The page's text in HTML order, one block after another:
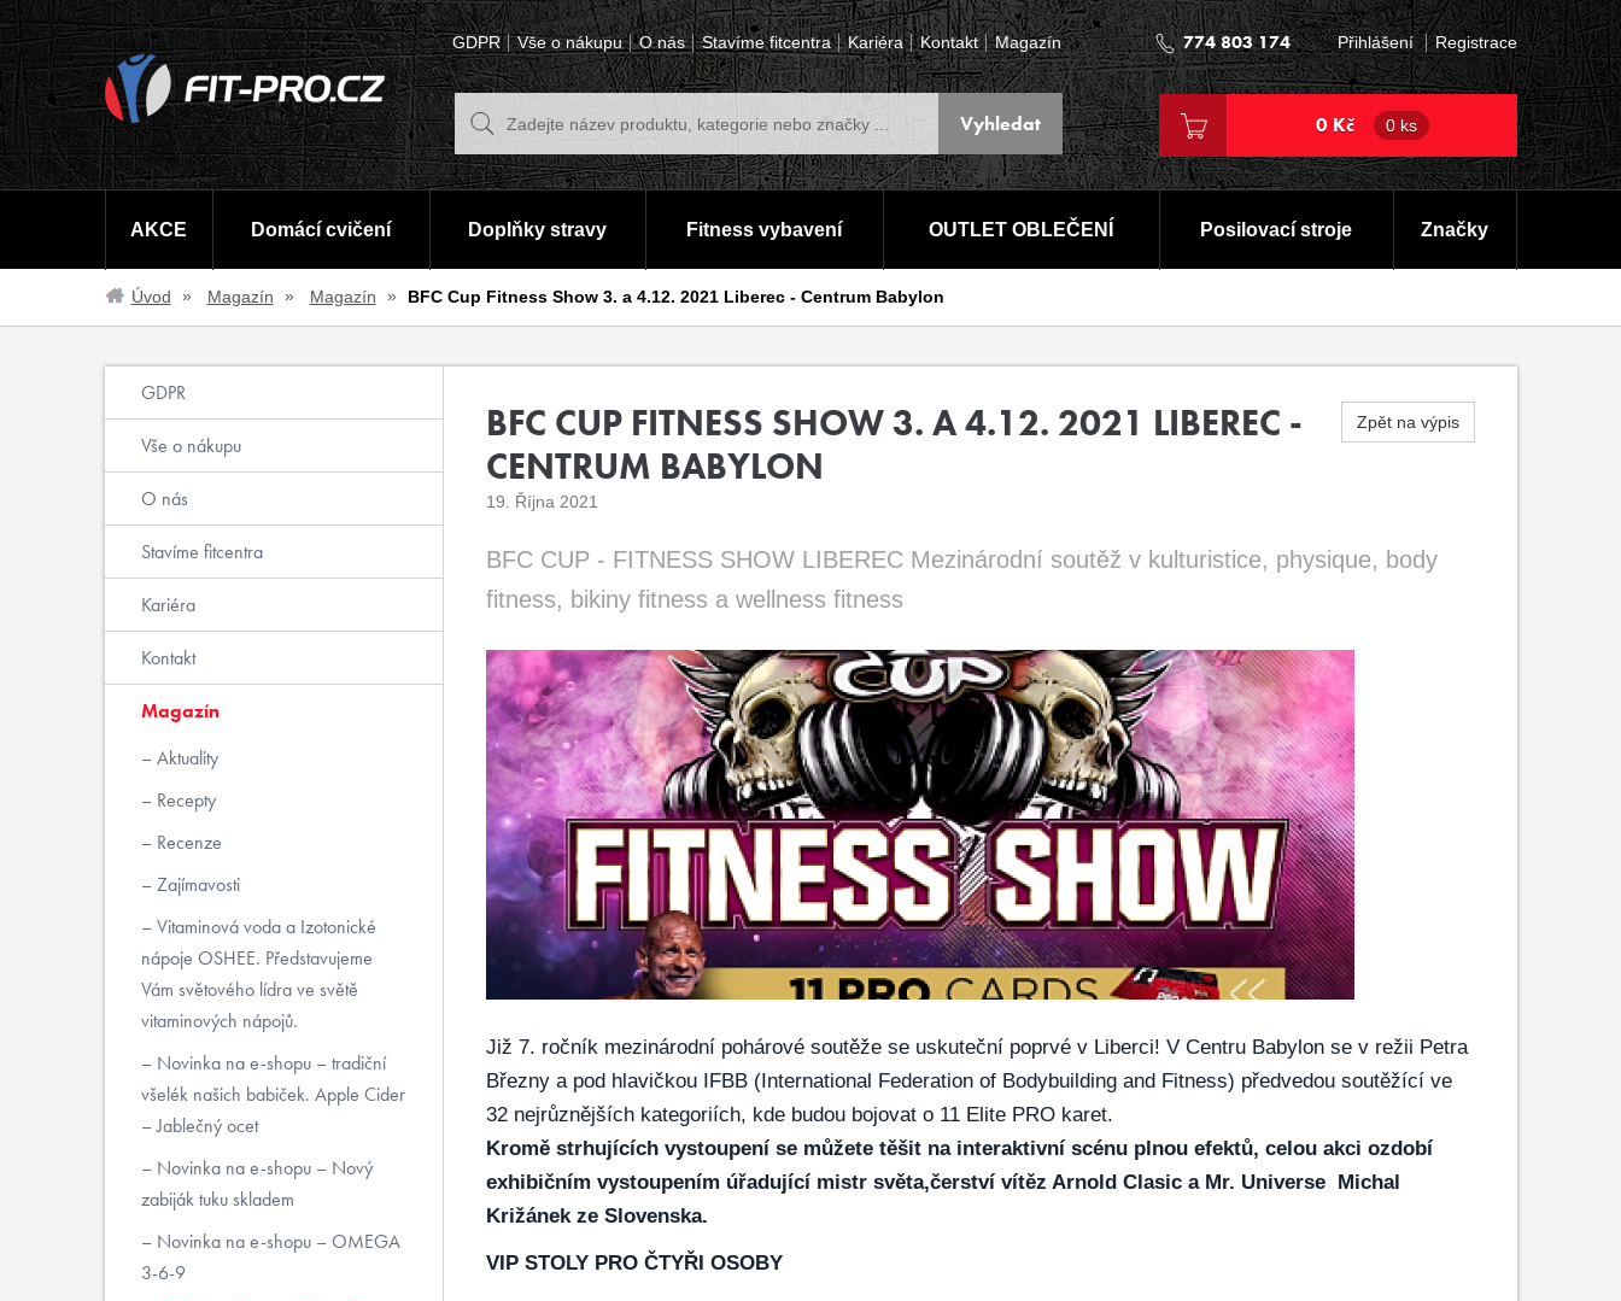
GDPR Vše o nákupu O nás Stavíme fitcentra Kariéra Kontakt Magazín 774 803 174 Přihlášení Registrace
0 Kč 0 ks
AKCE Domácí cvičení Doplňky stravy Fitness vybavení OUTLET OBLEČENÍ Posilovací stroje Značky
Úvod Magazín Magazín BFC Cup Fitness Show 3. a 4.12. 2021 Liberec - Centrum Babylon
Zpět na výpis
BFC CUP FITNESS SHOW 3. A 4.12. 2021 LIBEREC -
CENTRUM BABYLON
19. Října 2021
BFC CUP - FITNESS SHOW LIBEREC Mezinárodní soutěž v kulturistice, physique, body
fitness, bikiny fitness a wellness fitness
Již 7. ročník mezinárodní pohárové soutěže se uskuteční poprvé v Liberci! V Centru Babylon se v režii Petra
Březny a pod hlavičkou IFBB (International Federation of Bodybuilding and Fitness) předvedou soutěžící ve
32 nejrůznějších kategoriích, kde budou bojovat o 11 Elite PRO karet.
Kromě strhujících vystoupení se můžete těšit na interaktivní scénu plnou efektů, celou akci ozdobí
exhibičním vystoupením úřadující mistr světa,čerství vítěz Arnold Clasic a Mr. Universe Michal
Križánek ze Slovenska.
VIP STOLY PRO ČTYŘI OSOBY
GDPR
Vše o nákupu
O nás
Stavíme fitcentra
Kariéra
Kontakt
Magazín
Aktuality
Recepty
Recenze
Zajímavosti
Vitaminová voda a Izotonické
nápoje OSHEE. Představujeme
Vám světového lídra ve světě
vitaminových nápojů.
Novinka na e-shopu – tradiční
všelék našich babiček. Apple Cider
– Jablečný ocet
Novinka na e-shopu – Nový
zabiják tuku skladem
Novinka na e-shopu – OMEGA
3-6-9